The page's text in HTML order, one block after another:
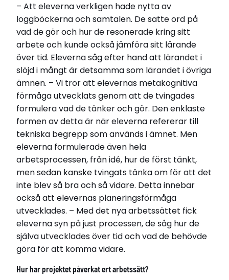
– Att eleverna verkligen hade nytta av
loggböckerna och samtalen. De satte ord på
vad de gör och hur de resonerade kring sitt
arbete och kunde också jämföra sitt lärande
över tid. Eleverna såg efter hand att lärandet i
slöjd i mångt är detsamma som lärandet i övriga
ämnen. – Vi tror att elevernas metakognitiva
förmåga utvecklats genom att de tvingades
formulera vad de tänker och gör. Den enklaste
formen av detta är när eleverna refererar till
tekniska begrepp som används i ämnet. Men
eleverna formulerade även hela
arbetsprocessen, från idé, hur de först tänkt,
men sedan kanske tvingats tänka om för att det
inte blev så bra och så vidare. Detta innebar
också att elevernas planeringsförmåga
utvecklades. – Med det nya arbetssättet fick
eleverna syn på just processen, de såg hur de
själva utvecklades över tid och vad de behövde
göra för att komma vidare.
Hur har projektet påverkat ert arbetssätt?